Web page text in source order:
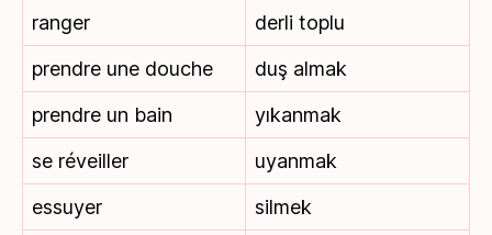
ranger
derli toplu
prendre une douche
duş almak
prendre un bain
yıkanmak
se réveiller
uyanmak
essuyer
silmek